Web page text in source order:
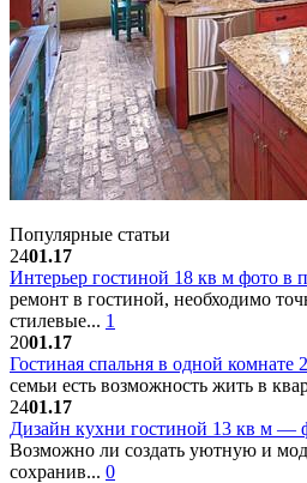
Популярные статьи
2401.17
Интерьер гостиной 18 кв м фото в
ремонт в гостиной, необходимо
стилевые... 1
2001.17
Гостиная спальня в одной комнате
семьи есть возможность жить в
2401.17
Дизайн кухни гостиной 13 кв м —
Возможно ли создать уютную и
сохранив... 0